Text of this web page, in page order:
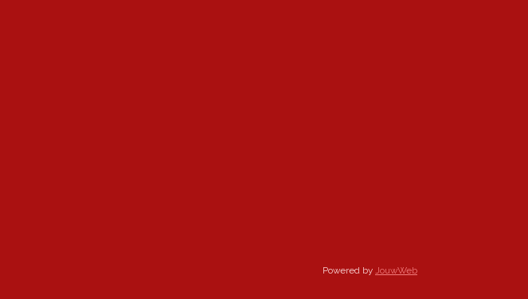
Powered by JouwWeb